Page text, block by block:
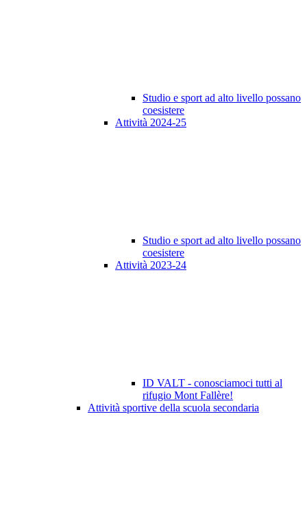
Studio e sport ad alto livello possano
coesistere
Attività 2024-25
Studio e sport ad alto livello possano
coesistere
Attività 2023-24
ID VALT - conosciamoci tutti al
rifugio Mont Fallère!
Attività sportive della scuola secondaria